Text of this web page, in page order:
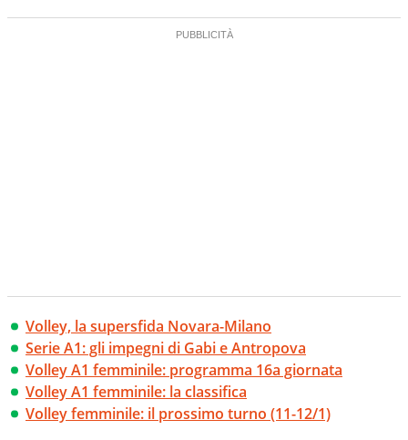
Volley, la supersfida Novara-Milano
Serie A1: gli impegni di Gabi e Antropova
Volley A1 femminile: programma 16a giornata
Volley A1 femminile: la classifica
Volley femminile: il prossimo turno (11-12/1)